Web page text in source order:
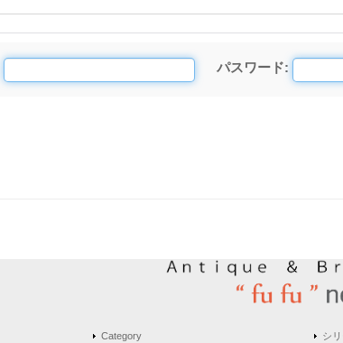
パスワード:
Category シ